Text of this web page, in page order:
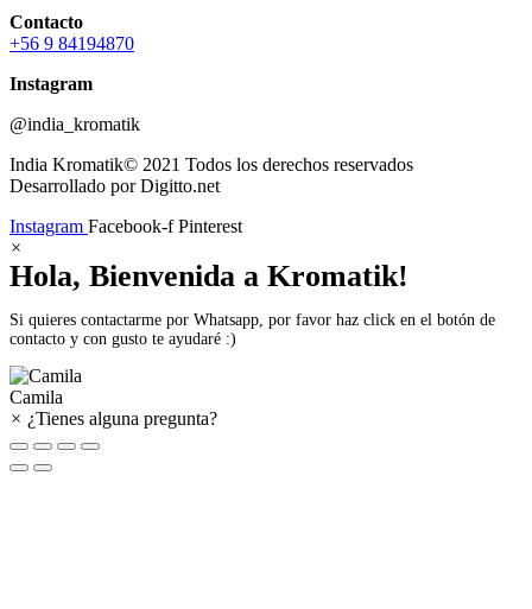
Contacto
+56 9 84194870
Instagram
@india_kromatik
India Kromatik© 2021 Todos los derechos reservados
Desarrollado por Digitto.net
Instagram Facebook-f Pinterest
×
Hola, Bienvenida a Kromatik!
Si quieres contactarme por Whatsapp, por favor haz click en el botón de
contacto y con gusto te ayudaré :)
Camila
× ¿Tienes alguna pregunta?